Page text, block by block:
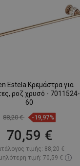
Estela Κρεμάστρα για
ροζ χρυσό - 7011524-
60
88,20 € -19,97%
70,59 €
τιμής: 88,20 €
τιμή: 70,59 €